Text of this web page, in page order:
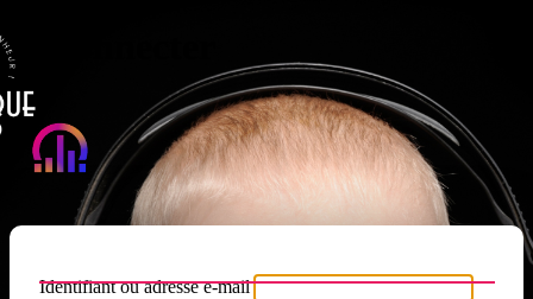
Se connecter
Atypique RADIO
Identifiant ou adresse e-mail